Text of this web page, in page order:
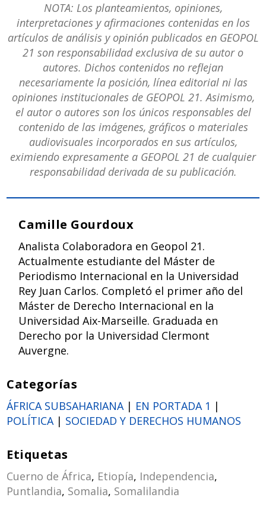
NOTA: Los planteamientos, opiniones,
interpretaciones y afirmaciones contenidas en los
artículos de análisis y opinión publicados en GEOPOL
21 son responsabilidad exclusiva de su autor o
autores. Dichos contenidos no reflejan
necesariamente la posición, línea editorial ni las
opiniones institucionales de GEOPOL 21. Asimismo,
el autor o autores son los únicos responsables del
contenido de las imágenes, gráficos o materiales
audiovisuales incorporados en sus artículos,
eximiendo expresamente a GEOPOL 21 de cualquier
responsabilidad derivada de su publicación.
Camille Gourdoux
Analista Colaboradora en Geopol 21.
Actualmente estudiante del Máster de
Periodismo Internacional en la Universidad
Rey Juan Carlos. Completó el primer año del
Máster de Derecho Internacional en la
Universidad Aix-Marseille. Graduada en
Derecho por la Universidad Clermont
Auvergne.
Categorías
ÁFRICA SUBSAHARIANA| EN PORTADA 1 |
POLÍTICA| SOCIEDAD Y DERECHOS HUMANOS
Etiquetas
Cuerno de África, Etiopía, Independencia,
Puntlandia, Somalia, Somalilandia